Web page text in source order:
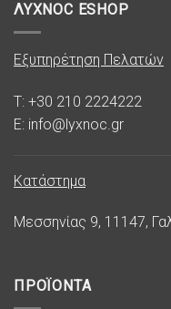
ΛΥΧΝΟC ESHOP
Εξυπηρέτηση Πελατών
T: +30 210 2224222
E: info@lyxnoc.gr
Κατάστημα
Μεσσηνίας 9, 11147,
ΠΡΟΪΟΝΤΑ